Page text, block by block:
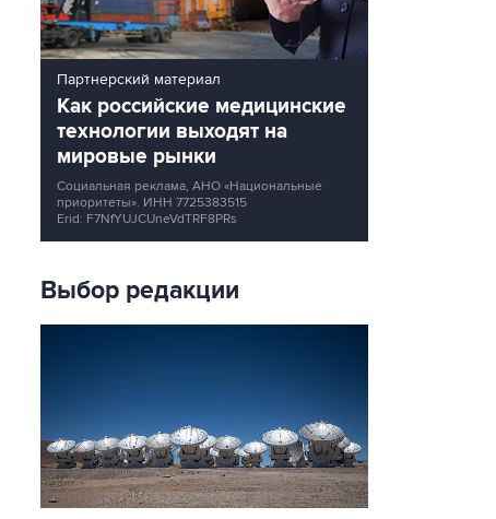
Партнерский материал
Как российские медицинские
технологии выходят на
мировые рынки
Социальная реклама, АНО «Национальные
приоритеты». ИНН 7725383515
Erid: F7NfYUJCUneVdTRF8PRs
Выбор редакции